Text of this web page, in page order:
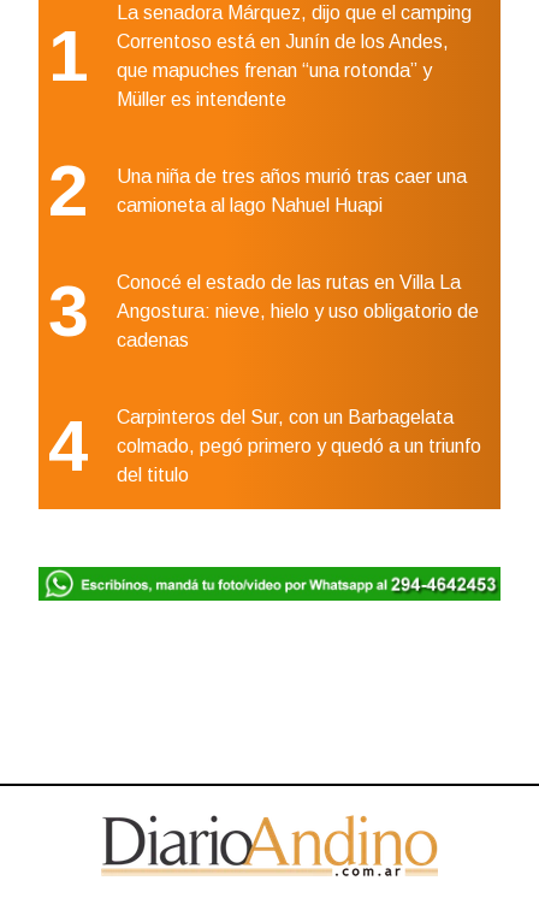
1
La senadora Márquez, dijo que el camping
Correntoso está en Junín de los Andes,
que mapuches frenan “una rotonda” y
Müller es intendente
2
Una niña de tres años murió tras caer una
camioneta al lago Nahuel Huapi
3
Conocé el estado de las rutas en Villa La
Angostura: nieve, hielo y uso obligatorio de
cadenas
4
Carpinteros del Sur, con un Barbagelata
colmado, pegó primero y quedó a un triunfo
del titulo